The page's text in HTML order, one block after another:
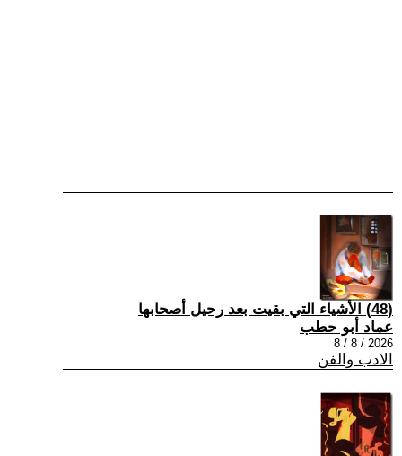
(48) الأشياء التي بقيت بعد رحيل أصحابها
عماد أبو حطب
2026 / 8 / 8
الادب والفن